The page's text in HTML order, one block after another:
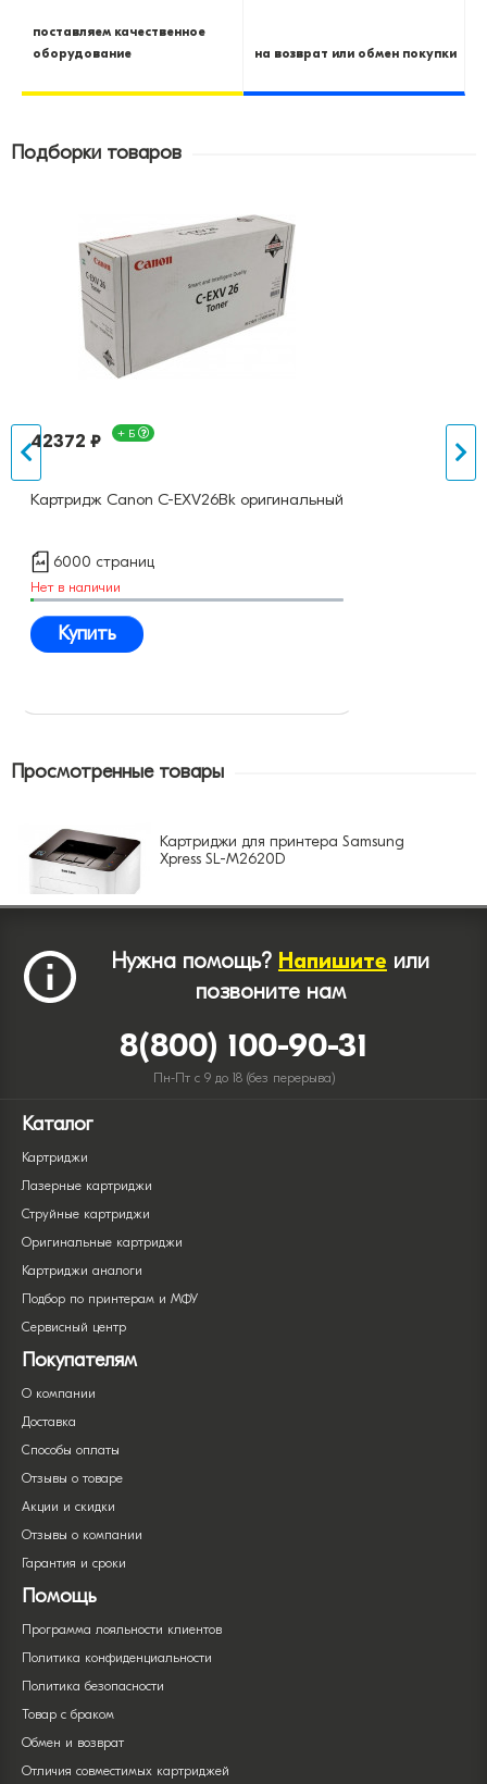
поставляем качественное
оборудование
на возврат или обмен покупки
Подборки товаров
42372 ₽ + Б
Картридж Canon C-EXV26Bk оригинальный
6000 страниц
Нет в наличии
Купить
Просмотренные товары
Картриджи для принтера Samsung
Xpress SL-M2620D
Нужна помощь? Напишите или
позвоните нам
8(800) 100-90-31
Пн-Пт с 9 до 18 (без перерыва)
Каталог
Картриджи
Лазерные картриджи
Струйные картриджи
Оригинальные картриджи
Картриджи аналоги
Подбор по принтерам и МФУ
Сервисный центр
Покупателям
О компании
Доставка
Способы оплаты
Отзывы о товаре
Акции и скидки
Отзывы о компании
Гарантия и сроки
Помощь
Программа лояльности клиентов
Политика конфиденциальности
Политика безопасности
Товар с браком
Обмен и возврат
Отличия совместимых картриджей